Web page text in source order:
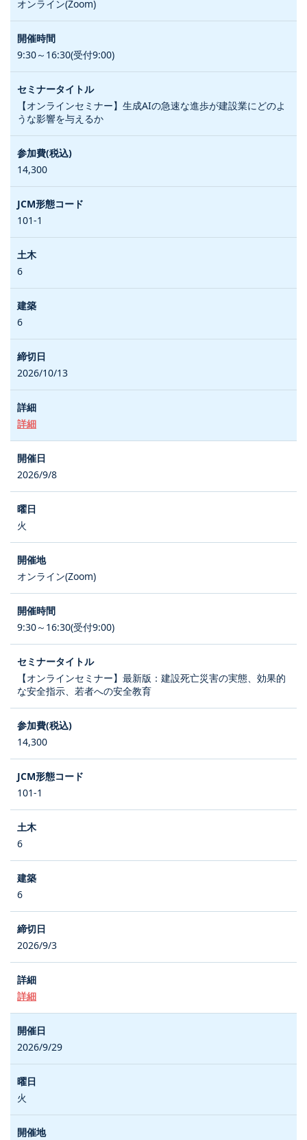
オンライン(Zoom)
9:30～16:30(受付9:00)
【オンラインセミナー】生成AIの急速な進歩が建設業にどのよ
うな影響を与えるか
14,300
101-1
6
6
2026/10/13
詳細
2026/9/8
火
オンライン(Zoom)
9:30～16:30(受付9:00)
【オンラインセミナー】最新版：建設死亡災害の実態、効果的
な安全指示、若者への安全教育
14,300
101-1
6
6
2026/9/3
詳細
2026/9/29
火